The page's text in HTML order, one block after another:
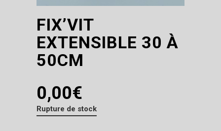
FIX’VIT
EXTENSIBLE 30 À
50CM
0,00€
Rupture de stock